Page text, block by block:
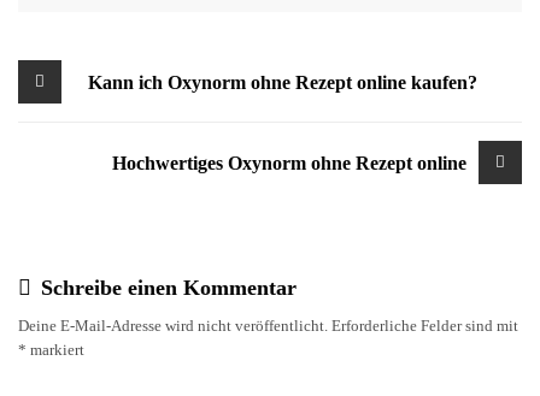
Beitragsnavigation
Kann ich Oxynorm ohne Rezept online kaufen?
Hochwertiges Oxynorm ohne Rezept online
Schreibe einen Kommentar
Deine E-Mail-Adresse wird nicht veröffentlicht. Erforderliche Felder sind mit
* markiert